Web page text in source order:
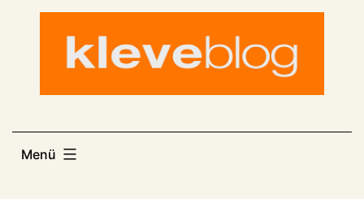
Menü